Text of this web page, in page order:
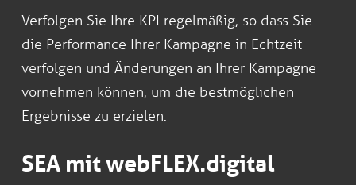
Verfolgen Sie Ihre KPI regelmäßig, so dass Sie
die Performance Ihrer Kampagne in Echtzeit
verfolgen und Änderungen an Ihrer Kampagne
vornehmen können, um die bestmöglichen
Ergebnisse zu erzielen.
SEA mit webFLEX.digital